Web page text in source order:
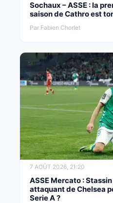
Sochaux – ASSE : la
saison de Cathro est
Par Fabien Chorlet
7 AOÛT 2026, 21:20
ASSE Mercato :
attaquant de Chelsea
Serie A ?